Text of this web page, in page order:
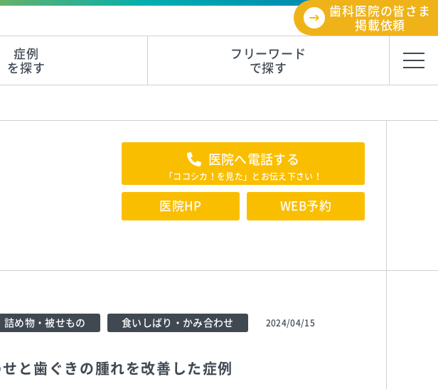
歯科医院の皆さま
掲載依頼
症例
を探す
フリーワード
で探す
医院へ電話する
「ココシカ！を見た」とお伝え下さい！
医院HP WEB予約
詰め物・被せもの 食いしばり・かみ合わせ 2024/04/15
と歯ぐきの腫れを改善した症例